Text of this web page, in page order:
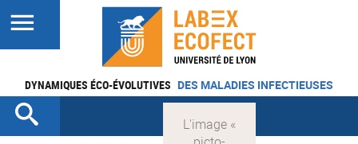
DYNAMIQUES ÉCO-ÉVOLUTIVES DES MALADIES INFECTIEUSES